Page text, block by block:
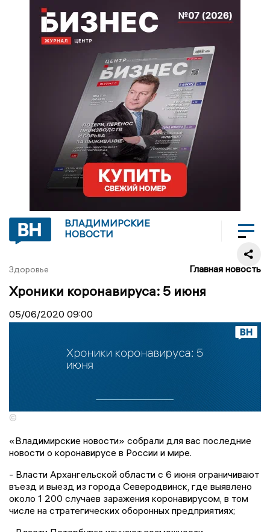
ВЛАДИМИРСКИЕ
НОВОСТИ
Здоровье Главная новость
Хроники коронавируса: 5 июня
05/06/2020 09:00
©
«Владимирские новости» собрали для вас последние
новости о коронавирусе в России и мире.
- Власти Архангельской области с 6 июня ограничивают
въезд и выезд из города Северодвинск, где выявлено
около 1 200 случаев заражения коронавирусом, в том
числе на стратегических оборонных предприятиях;